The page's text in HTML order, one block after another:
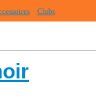
Clubs